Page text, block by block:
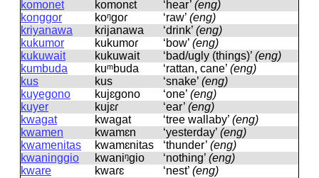
komonet
komonɛt ‘hear’ (eng)
konggor
koᵑɡoɾ ‘raw’ (eng)
kriyanawa
kɾijanawa ‘drink’ (eng)
kukumor
kukumoɾ ‘bow’ (eng)
kukuwait
kukuwait ‘bad/ugly (things)’ (eng)
kumbuda
kuᵐbuda ‘rattan, cane’ (eng)
kus
kus ‘snake’ (eng)
kuyegono
kujɛɡono ‘one’ (eng)
kuyer
kujɛɾ ‘ear’ (eng)
kwagat
kwaɡat ‘tree wallaby’ (eng)
kwamen
kwamɛn ‘yesterday’ (eng)
kwamenitas
kwamɛnitas ‘thunder’ (eng)
kwaninggio
kwaniᵑɡio ‘nothing’ (eng)
kware
kwaɾɛ ‘nest’ (eng)